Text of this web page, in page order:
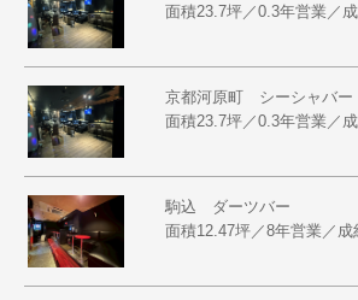
面積23.7坪／0.3年営業／
京都河原町 シーシャバー
面積23.7坪／0.3年営業／
駒込 ダーツバー
面積12.47坪／8年営業／成